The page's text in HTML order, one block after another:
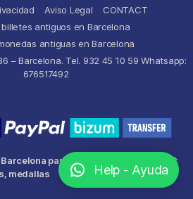
Aviso Legal
CONTACT
antiguos en Barcelona
antiguas en Barcelona
– Barcelona. Tel. 932 45 10 59 Whatsapp:
676517492
para comprar y
medallas
↑
Help - Ayuda